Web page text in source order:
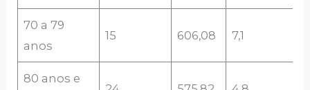
70 a 79
anos
15 606,08 7,1
80 anos e